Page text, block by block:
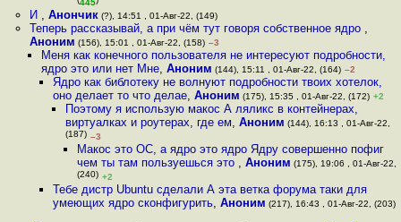
445
И , Анончик(?), 14:51 , 01-Авг-22, (149)
Теперь рассказывай, а при чём тут говоря собственное ядро ,
Аноним (156), 15:01 , 01-Авг-22, (158) –3
Меня как конечного пользователя не интересуют подробности,
ядро это или нет Мне, Аноним (144), 15:11 , 01-Авг-22, (164) –2
Ядро как библотеку не волнуют подробности твоих хотелок,
оно делает то что делае,Аноним (175), 15:35 , 01-Авг-22, (172) +2
Поэтому я использую макос А ляликс в контейнерах,
виртуалках и роутерах, где ем, Аноним (144), 16:13 , 01-Авг-22,
(187) –3
Макос это ОС, а ядро это ядро Ядру совершенно пофиг
чем ты там пользуешься это , Аноним (175), 19:06 , 01-Авг-22,
(240) +2
Тебе дистр Ubuntu сделали А эта ветка форума таки для
умеющих ядро сконфигурить,Аноним (217), 16:43 , 01-Авг-22, (203)